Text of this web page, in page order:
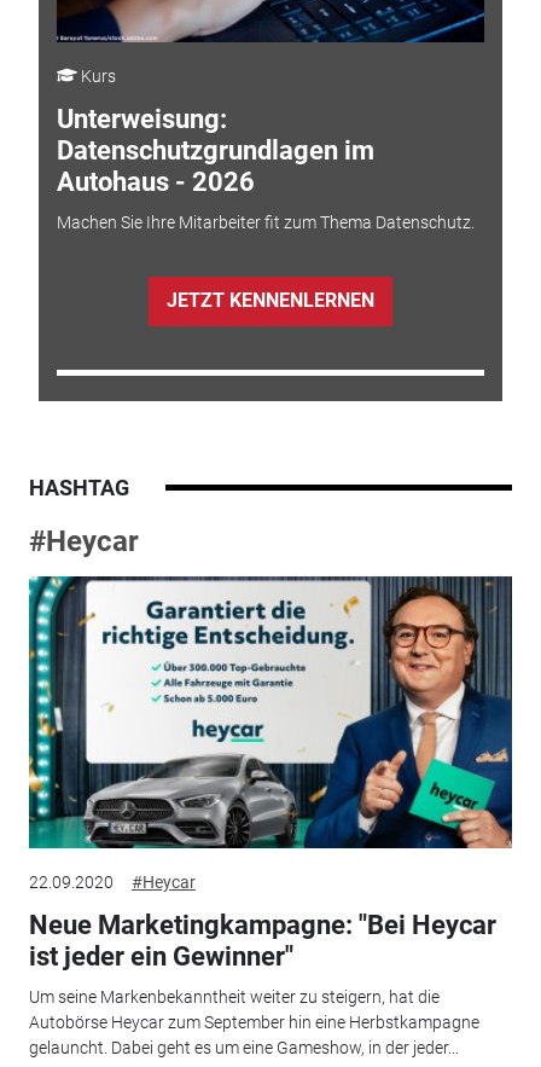
Kurs
Unterweisung:
Datenschutzgrundlagen im
Autohaus - 2026
Machen Sie Ihre Mitarbeiter fit zum Thema Datenschutz.
JETZT KENNENLERNEN
HASHTAG
#Heycar
22.09.2020 #Heycar
Neue Marketingkampagne: "Bei Heycar
ist jeder ein Gewinner"
Um seine Markenbekanntheit weiter zu steigern, hat die
Autobörse Heycar zum September hin eine Herbstkampagne
gelauncht. Dabei geht es um eine Gameshow, in der jeder...